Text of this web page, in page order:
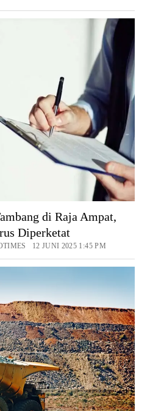
di Raja Ampat,
Diperketat
12 JUNI 2025 1:45 PM